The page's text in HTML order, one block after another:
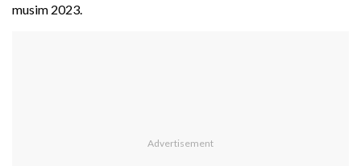
musim 2023.